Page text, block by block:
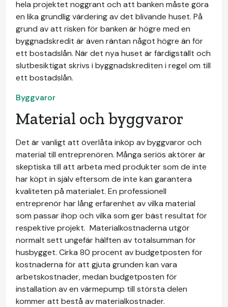
hela projektet noggrant och att banken måste göra
en lika grundlig värdering av det blivande huset. På
grund av att risken för banken är högre med en
byggnadskredit är även räntan något högre än för
ett bostadslån. När det nya huset är färdigställt och
slutbesiktigat skrivs i byggnadskrediten i regel om till
ett bostadslån.
Byggvaror
Material och byggvaror
Det är vanligt att överlåta inköp av byggvaror och
material till entreprenören. Många seriös aktörer är
skeptiska till att arbeta med produkter som de inte
har köpt in själv eftersom de inte kan garantera
kvaliteten på materialet. En professionell
entreprenör har lång erfarenhet av vilka material
som passar ihop och vilka som ger bäst resultat för
respektive projekt. Materialkostnaderna utgör
normalt sett ungefär hälften av totalsumman för
husbygget. Cirka 80 procent av budgetposten för
kostnaderna för att gjuta grunden kan vara
arbetskostnader, medan budgetposten för
installation av en värmepump till största delen
kommer att bestå av materialkostnader.